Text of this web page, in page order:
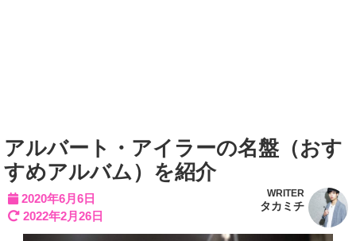
アルバート・アイラーの名盤（おす
すめアルバム）を紹介
2020年6月6日
2022年2月26日
WRITER
タカミチ